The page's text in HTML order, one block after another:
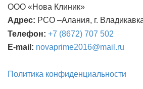
ООО «Нова Клиник»
Адрес: РСО –Алания, г.
Телефон: +7 (8672) 707 502
E-mail : novaprime2016@mail .ru
Политика конфиденциальности